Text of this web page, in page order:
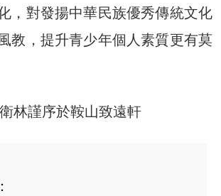
，對發揚中華民族優秀傳統文化
教，提升青少年個人素質更有莫
林謹序於鞍山致遠軒